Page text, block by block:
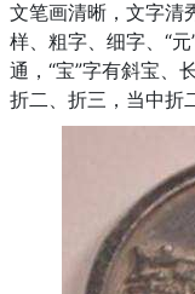
文笔画清晰，文字清
样、粗字、细字、“
通，“宝”字有斜宝、
折二、折三，当中折